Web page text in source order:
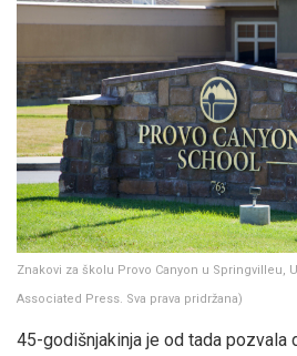
Znakovi za školu Provo Canyon u Springvilleu,
Associated Press. Sva prava pridržana)
45-godišnjakinja je od tada pozvala